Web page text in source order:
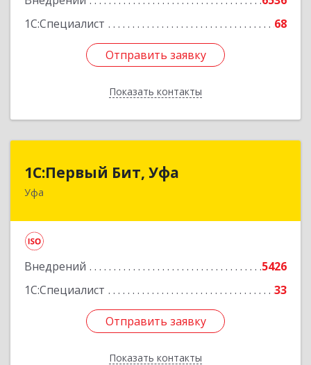
1С:Специалист
68
Отправить заявку
Показать контакты
Подробнее
Отправить заявку
Назад
1С:Первый Бит, Уфа
Уфа
Внедрений
5426
1С:Специалист
33
Отправить заявку
Показать контакты
1С:Первый Бит, Уфа
Отправить заявку
Назад